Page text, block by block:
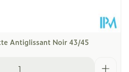
Antiglissant Noir 43/45